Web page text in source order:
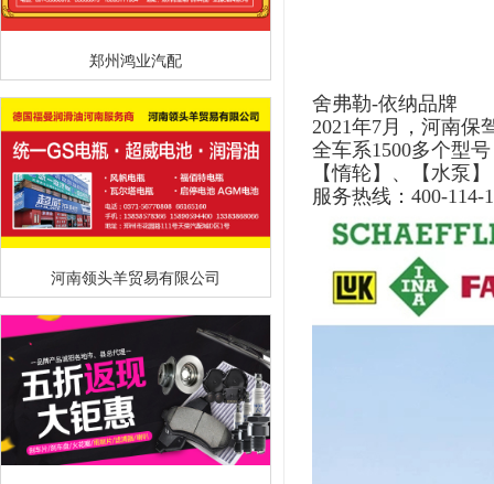
郑州鸿业汽配
河南领头羊贸易有限公司
舍弗勒-依纳品牌
2021年7月，河南保
全车系1500多个型号
【惰轮】、
【水泵】
服务热线：400-114-